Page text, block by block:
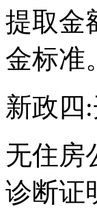
提取金
金标准。
新政四
无住房
诊断证